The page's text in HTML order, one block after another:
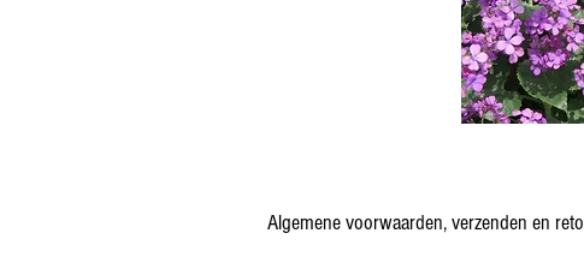
Algemene voorwaarden, verzenden en